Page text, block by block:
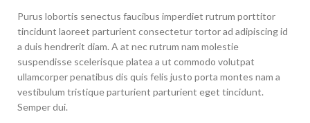
Purus lobortis senectus faucibus imperdiet rutrum porttitor
tincidunt laoreet parturient consectetur tortor ad adipiscing id
a duis hendrerit diam. A at nec rutrum nam molestie
suspendisse scelerisque platea a ut commodo volutpat
ullamcorper penatibus dis quis felis justo porta montes nam a
vestibulum tristique parturient parturient eget tincidunt.
Semper dui.